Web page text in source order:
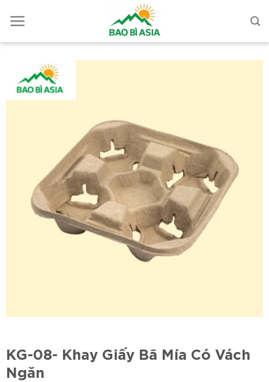
KG-08- Khay Giấy Bã Mía Có Vách
Ngăn